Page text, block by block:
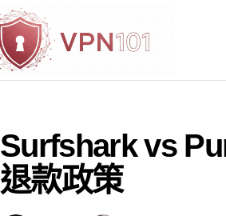
Surfshark vs
退款政策